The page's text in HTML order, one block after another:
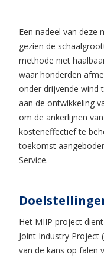
Een nadeel van deze
gezien de
methode niet
waar honderden
onder drijvende wind
aan de ontwikkeling
om de ankerlijnen
kosteneffectief te
toekomst
Service.
Het MIIP project
Joint Industry Project
van de kans op falen